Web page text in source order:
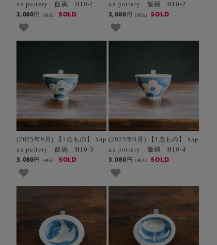
un pottery 飯碗 H10-1
3,080円[税込] SOLD
un pottery 飯碗 H10-2
3,080円 [税込] SOLD
(2025年9月) 【1点もの】 hap
un pottery 飯碗 H10-3
3,080円[税込] SOLD
(2025年9月) 【1点もの】 hap
un pottery 飯碗 H10-4
3,080円 [税込] SOLD